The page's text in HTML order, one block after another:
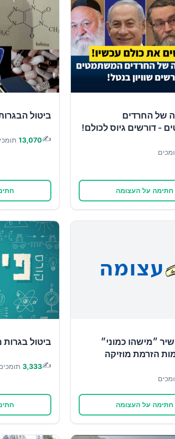
של החרדים
- דורשים גיוס לכולם!
חתימה על העצומה
ביטול
✍️
13,070
״מישהו כמוני״
הזרמת מוזיקה
חתימה על העצומה
ביטול
✍️
3,333